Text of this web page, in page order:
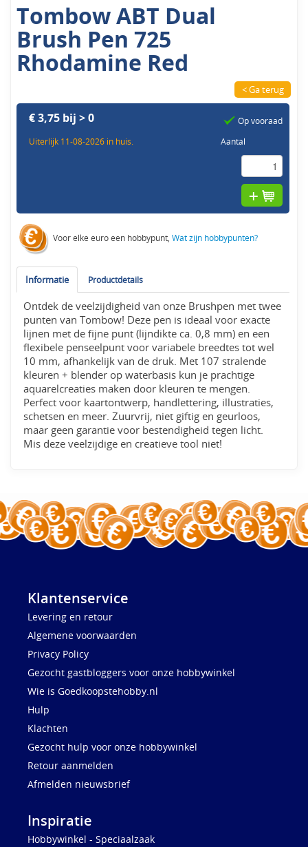
Tombow ABT Dual
Brush Pen 725
Rhodamine Red
< Ga terug
€ 3,75 bij > 0
Uiterlijk 11-08-2026 in huis.
Op vooraad
Aantal
Voor elke euro een hobbypunt,Wat zijn hobbypunten?
Informatie Productdetails
Ontdek de veelzijdigheid van onze Brushpen met twee
punten van Tombow! Deze pen is ideaal voor exacte
lijnen met de fijne punt (lijndikte ca. 0,8 mm) en een
flexibele penseelpunt voor variabele breedtes tot wel
10 mm, afhankelijk van de druk. Met 107 stralende
kleuren + blender op waterbasis kun je prachtige
aquarelcreaties maken door kleuren te mengen.
Perfect voor kaartontwerp, handlettering, illustraties,
schetsen en meer. Zuurvrij, niet giftig en geurloos,
maar geen garantie voor bestendigheid tegen licht.
Mis deze veelzijdige en creatieve tool niet!
Klantenservice
Levering en retour
Algemene voorwaarden
Privacy Policy
Gezocht gastbloggers voor onze hobbywinkel
Wie is Goedkoopstehobby.nl
Hulp
Klachten
Gezocht hulp voor onze hobbywinkel
Retour aanmelden
Afmelden nieuwsbrief
Inspiratie
Hobbywinkel - Speciaalzaak